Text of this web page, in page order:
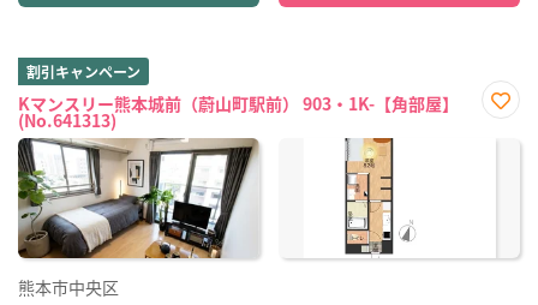
割引キャンペーン
Kマンスリー熊本城前（蔚山町駅前） 903・1K-【角部屋】
(No.641313)
に入
熊本市中央区